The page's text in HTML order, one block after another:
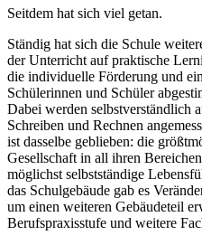
Seitdem hat sich viel getan.
Ständig hat sich die Schule
der Unterricht auf praktische
die individuelle Förderung und
Schülerinnen und Schüler
Dabei werden selbstverständlich
Schreiben und Rechnen
ist dasselbe geblieben: die
Gesellschaft in all ihren
möglichst selbstständige
das Schulgebäude gab es
um einen weiteren Gebäudeteil
Berufspraxisstufe und weitere